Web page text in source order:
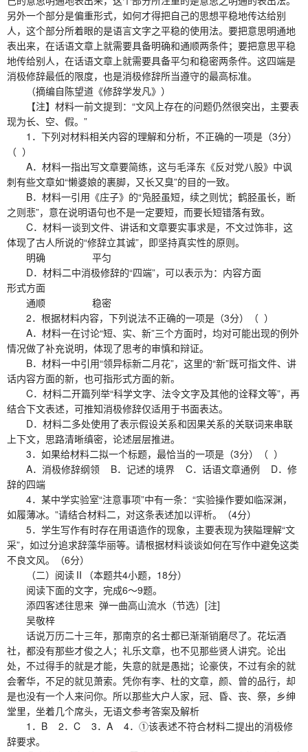
另外一个部分是偏重形式，如何才得把自己的思想平稳地传达给别
人，这个部分所着眼的是语言文字之平稳的使用法。要把意思明通地
表出来，在话语文章上就需要具备明确和通顺两条件；要把意思平稳
地传给别人，在话语文章上就需要具备平匀和稳密两条件。这四端是
消极修辞最低的限度，也是消极修辞所当遵守的最高标准。
（摘编自陈望道《修辞学发凡》）
【注】材料一前文提到：“文风上存在的问题仍然很突出，主要表
现为长、空、假。”
1．下列对材料相关内容的理解和分析，不正确的一项是（3分）
（ ）
A．材料一指出写文章要简练，这与毛泽东《反对党八股》中讽
刺有些文章如“懒婆娘的裹脚，又长又臭”的目的一致。
B．材料一引用《庄子》的“凫胫虽短，续之则忧；鹤胫虽长，断
之则悲”，意在说明语句也不是一定要短，而要长短错落有致。
C．材料一谈到文件、讲话和文章要实事求是，不文过饰非，这
体现了古人所说的“修辞立其诚”，即坚持真实性的原则。
明确 平匀
D．材料二中消极修辞的“四端”，可以表示为：内容方面
形式方面
通顺 稳密
2．根据材料内容，下列说法不正确的一项是（3分）（ ）
A．材料一在讨论“短、实、新”三个方面时，均对可能出现的例外
情况做了补充说明，体现了思考的审慎和辩证。
B．材料一中引用“领异标新二月花”，这里的“新”既可指文件、讲
话内容方面的新，也可指形式方面的新。
C．材料二开篇列举“科学文字、法令文字及其他的诠释文等”，再
结合下文表述，可推知消极修辞仅适用于书面表达。
D．材料二多处使用了表示假设关系和因果关系的关联词来串联
上下文，思路清晰缜密，论述层层推进。
3．如果给材料二拟一个标题，最恰当的一项是（3分）（ ）
A．消极修辞纲领 B．记述的境界 C．话语文章通例 D．修
辞的四端
4．某中学实验室“注意事项”中有一条：“实验操作要如临深渊，
如履薄冰。”请结合材料二，对这条表述加以评析。（4分）
5．学生写作有时存在用语造作的现象，主要表现为狭隘理解“文
采”，如过分追求辞藻华丽等。请根据材料谈谈如何在写作中避免这类
不良文风。（6分）
（二）阅读Ⅱ（本题共4小题，18分）
阅读下面的文字，完成6～9题。
添四客述往思来 弹一曲高山流水（节选）[注]
吴敬梓
话说万历二十三年，那南京的名士都已渐渐销磨尽了。花坛酒
社，都没有那些才俊之人；礼乐文章，也不见那些贤人讲究。论出
处，不过得手的就是才能，失意的就是愚拙；论豪侠，不过有余的就
会奢华，不足的就见萧索。凭你有李、杜的文章，颜、曾的品行，却
是也没有一个人来问你。所以那些大户人家，冠、昏、丧、祭，乡绅
堂里，坐着几个席头，无语文参考答案及解析
1．B 2．C 3．A 4．①该表述不符合材料二提出的消极修
辞要求。